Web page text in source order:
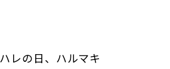
レの日、ハルマキ